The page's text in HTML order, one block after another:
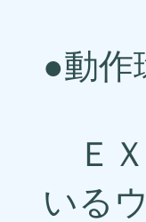
●動作
ＥＸ
いる